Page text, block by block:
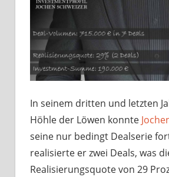
In seinem dritten und letzten
Höhle der Löwen konnte
seine nur bedingt Dealserie
realisierte er zwei Deals, was
Realisierungsquote von 29